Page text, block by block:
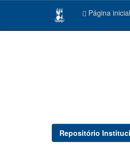
Página inicial
Repositório